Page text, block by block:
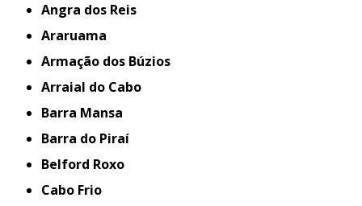
Angra dos Reis
Araruama
Armação dos Búzios
Arraial do Cabo
Barra Mansa
Barra do Piraí
Belford Roxo
Cabo Frio